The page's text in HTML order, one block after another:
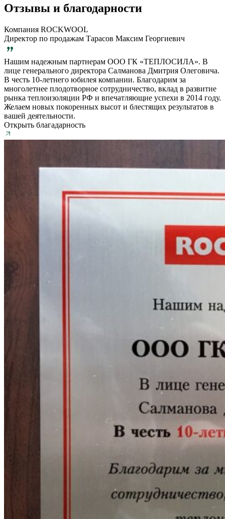
Отзывы и благодарности
Компания ROCKWOOL
Директор по продажам Тарасов Максим Георгиевич
Нашим надежным партнерам ООО ГК «ТЕПЛОСИЛА». В
лице генерального директора Салманова Дмитрия Олеговича.
В честь 10-летнего юбилея компании. Благодарим за
многолетнее плодотворное сотрудничество, вклад в развитие
рынка теплоизоляции РФ и впечатляющие успехи в 2014 году.
Желаем новых покоренных высот и блестящих результатов в
вашей деятельности.
Открыть благадарность